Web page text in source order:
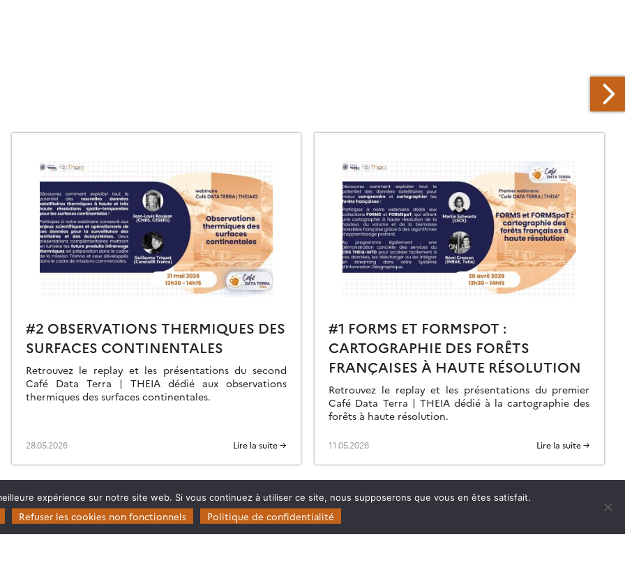
#2 OBSERVATIONS THERMIQUES DES
SURFACES CONTINENTALES
Retrouvez le replay et les présentations du second
Café Data Terra | THEIA dédié aux observations
thermiques des surfaces continentales.
28.05.2026 Lire la suite →
#1 FORMS ET FORMSPOT :
CARTOGRAPHIE DES FORÊTS
FRANÇAISES À HAUTE RÉSOLUTION
Retrouvez le replay et les présentations du premier
Café Data Terra | THEIA dédié à la cartographie des
forêts à haute résolution.
11.05.2026 Lire la suite →
expérience sur notre site web. Si vous continuez à utiliser ce site, nous supposerons que vous en êtes satisfait.
Refuser les cookies non fonctionnels Politique de confidentialité